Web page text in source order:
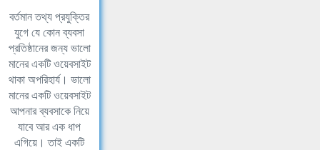
বর্তমান তথ্য প্রযুক্তির
যুগে যে কোন ব্যবসা
প্রতিষ্ঠানের জন্য ভালো
মানের একটি ওয়েবসাইট
থাকা অপরিহার্য। ভালো
মানের একটি ওয়েবসাইট
আপনার ব্যবসাকে নিয়ে
যাবে আর এক ধাপ
এগিয়ে। তাই একটি